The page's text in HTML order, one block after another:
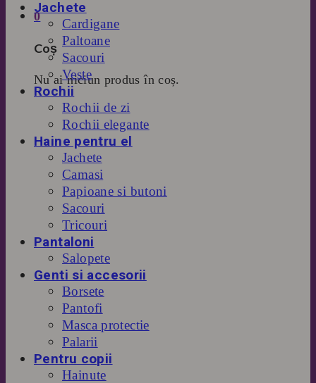
0
Coș
Nu ai niciun produs în coș.
Jachete
Cardigane
Paltoane
Sacouri
Veste
Rochii
Rochii de zi
Rochii elegante
Haine pentru el
Jachete
Camasi
Papioane si butoni
Sacouri
Tricouri
Pantaloni
Salopete
Genti si accesorii
Borsete
Pantofi
Masca protectie
Palarii
Pentru copii
Hainute